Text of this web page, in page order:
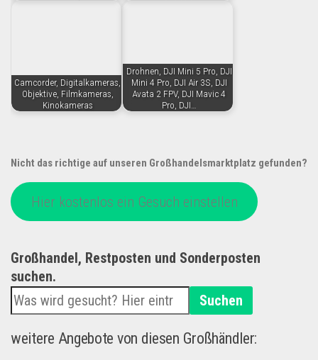
Camcorder, Digitalkameras,
Objektive, Filmkameras,
Kinokameras
Drohnen, DJI Mini 5 Pro, DJI
Mini 4 Pro, DJI Air 3S, DJI
Avata 2 FPV, DJI Mavic 4
Pro, DJI…
Nicht das richtige auf unseren Großhandelsmarktplatz gefunden?
Hier kostenlos ein Gesuch einstellen
Großhandel, Restposten und Sonderposten
suchen.
Suchen
weitere Angebote von diesen Großhändler: